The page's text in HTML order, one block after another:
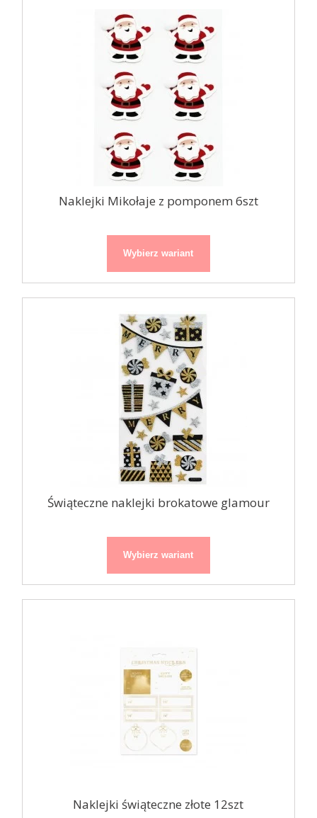
Naklejki Mikołaje z pomponem 6szt
Wybierz wariant
Świąteczne naklejki brokatowe glamour
Wybierz wariant
Naklejki świąteczne złote 12szt